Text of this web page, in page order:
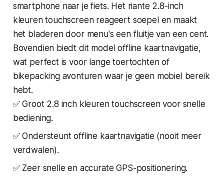
smartphone naar je fiets. Het riante 2.8-inch
kleuren touchscreen reageert soepel en maakt
het bladeren door menu's een fluitje van een cent.
Bovendien biedt dit model offline kaartnavigatie,
wat perfect is voor lange toertochten of
bikepacking avonturen waar je geen mobiel bereik
hebt.
✅ Groot 2.8 inch kleuren touchscreen voor snelle
bediening.
✅ Ondersteunt offline kaartnavigatie (nooit meer
verdwalen).
✅ Zeer snelle en accurate GPS-positionering.